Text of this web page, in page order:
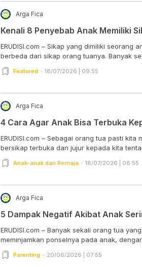
Arga Fica
Kenali 8 Penyebab Anak Memiliki
ERUDISI.com – Sikap yang dimiliki seorang
berbeda dari sikap orang tuanya. Banyak
Featured 18/07/2026 | 09:55
Arga Fica
4 Cara Agar Anak Bisa Terbuka
ERUDISI.com – Sebagai orang tua pasti kita
bersikap terbuka dan jujur kepada kita
Anak-anak dan Remaja 18/07/2026 | 06:55
Arga Fica
5 Dampak Negatif Akibat Anak
ERUDISI.com – Banyak sekali orang tua
meminjamkan ponselnya pada anak,
Parenting 20/06/2026 | 07:55